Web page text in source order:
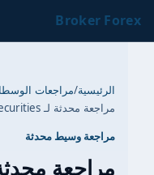
Broker Forex
الرئيسية/مراجعات
مراجعة محدثة لـ Himawari Securities
مراجعة وسيط محدثة